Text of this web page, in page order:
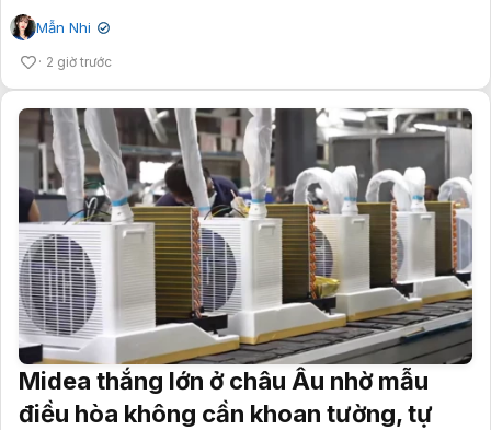
Mẫn Nhi ✔
2 giờ trước
Midea thắng lớn ở châu Âu nhờ mẫu
điều hòa không cần khoan tường, tự